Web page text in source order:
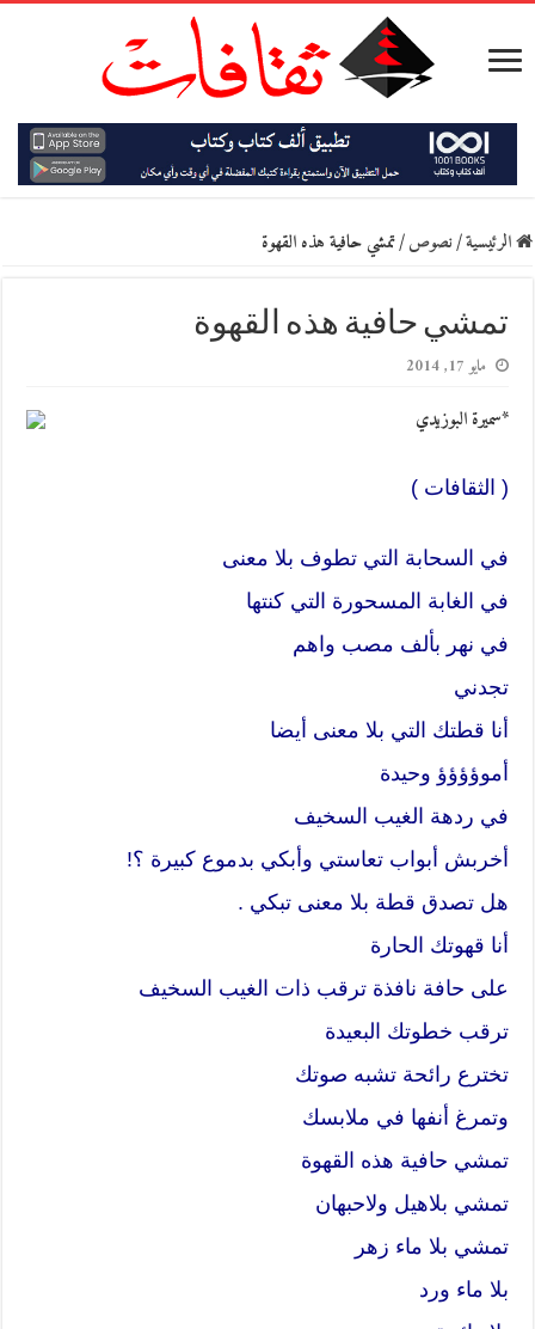
الرئيسية/نصوص/تمشي حافية هذه القهوة
تمشي حافية هذه القهوة
مايو 17, 2014
*سميرة البوزيدي
( الثقافات )
في السحابة التي تطوف بلا معنى
في الغابة المسحورة التي كنتها
في نهر بألف مصب واهم
تجدني
أنا قطتك التي بلا معنى أيضا
أموؤؤؤؤ وحيدة
في ردهة الغيب السخيف
أخربش أبواب تعاستي وأبكي بدموع كبيرة ؟!
هل تصدق قطة بلا معنى تبكي .
أنا قهوتك الحارة
على حافة نافذة ترقب ذات الغيب السخيف
ترقب خطوتك البعيدة
تخترع رائحة تشبه صوتك
وتمرغ أنفها في ملابسك
تمشي حافية هذه القهوة
تمشي بلاهيل ولاحبهان
تمشي بلا ماء زهر
بلا ماء ورد